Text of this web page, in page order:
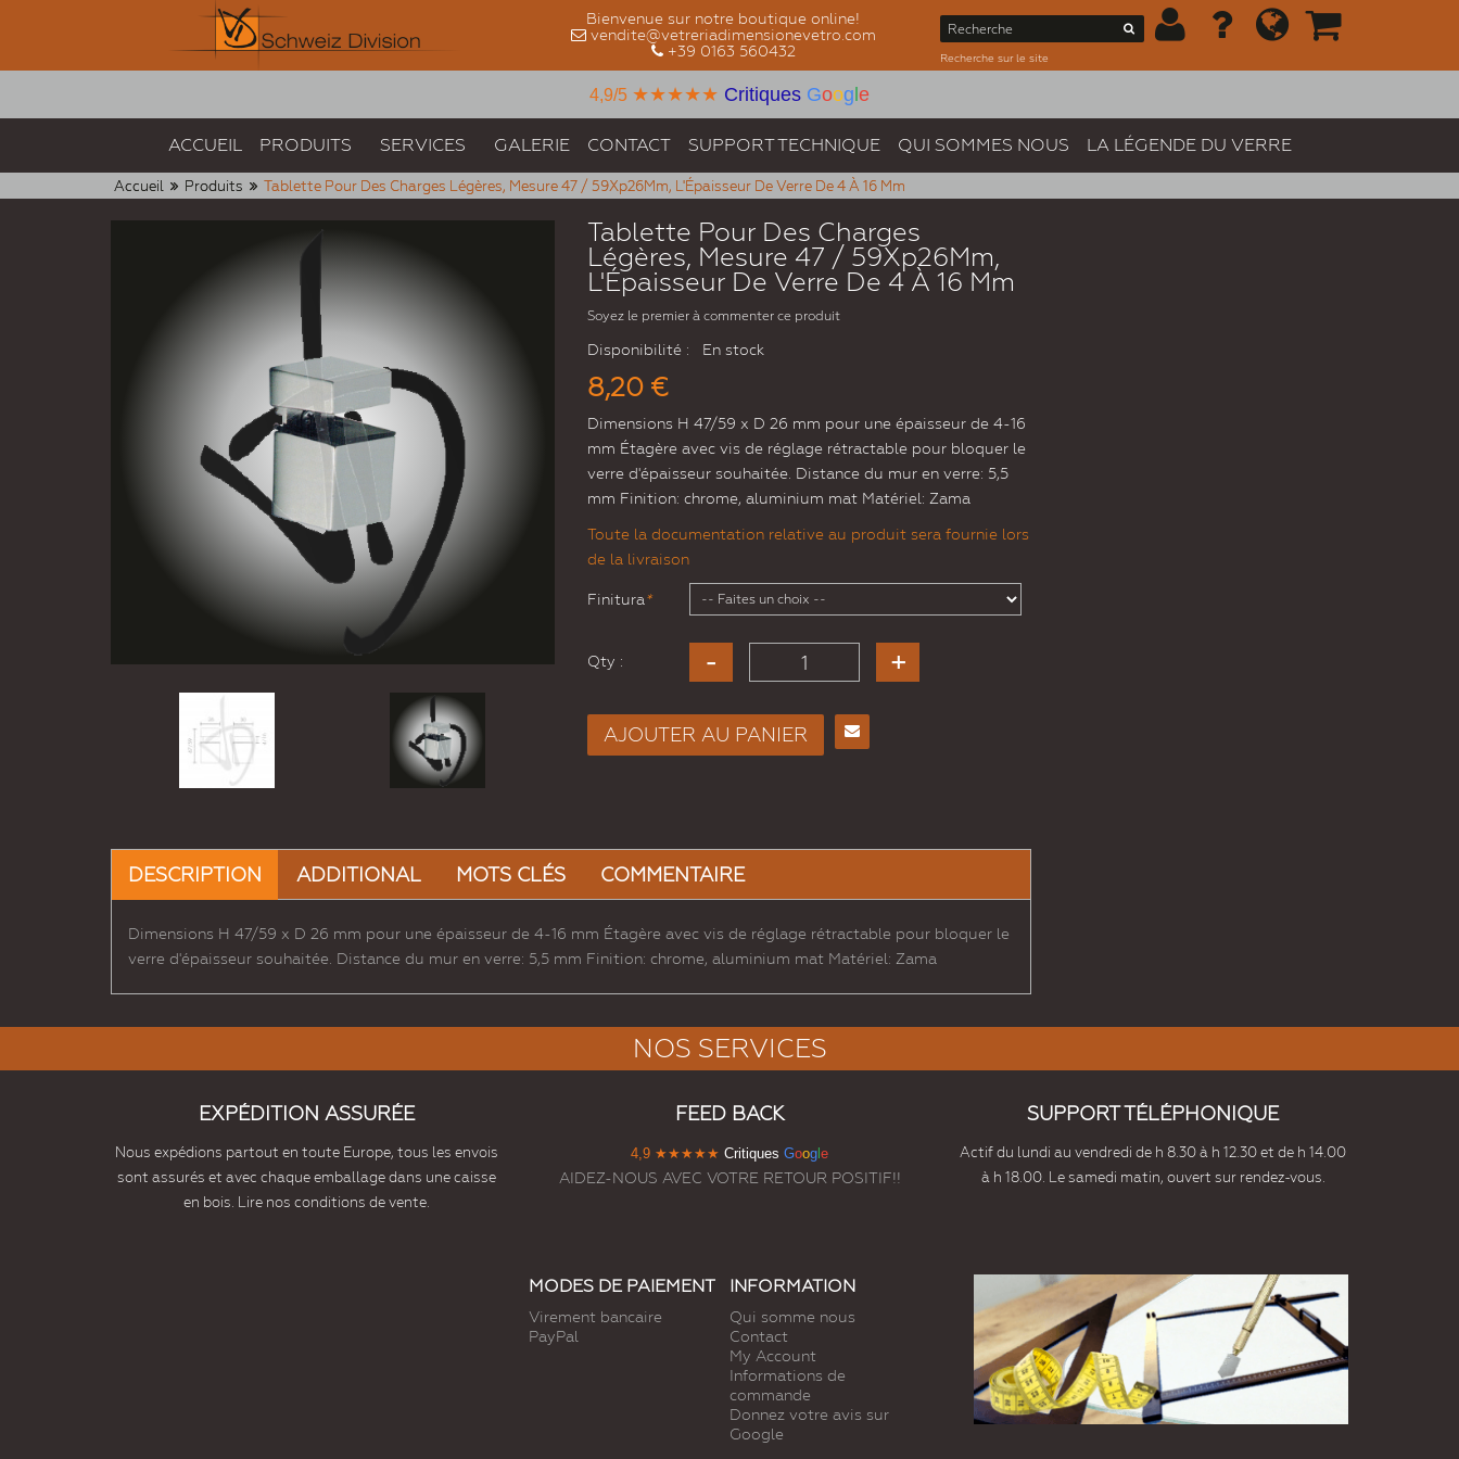
Bienvenue sur notre boutique online!
vendite@vetreriadimensionevetro.com
+39 0163 560432
Recherche sur le site
4,9/5 ★★★★★ Critiques Goog e
ACCUEIL PRODUITS SERVICES GALERIE CONTACT SUPPORT TECHNIQUE QUI SOMMES NOUS LA LÉGENDE DU VERRE
Accueil Produits Tablette Pour Des Charges Légères, Mesure 47 / 59Xp26Mm, L'Épaisseur De Verre De 4 À 16 Mm
Tablette Pour Des Charges
Légères, Mesure 47 / 59Xp26Mm,
L'Épaisseur De Verre De 4 À 16 Mm
Soyez le premier à commenter ce produit
Disponibilité : En stock
8,20 €
Dimensions H 47/59 x D 26 mm pour une épaisseur de 4-16
mm Étagère avec vis de réglage rétractable pour bloquer le
verre d'épaisseur souhaitée. Distance du mur en verre: 5,5
mm Finition: chrome, aluminium mat Matériel: Zama
Toute la documentation relative au produit sera fournie lors
de la livraison
*
Finitura
Qty :
AJOUTER AU PANIER
DESCRIPTION ADDITIONAL MOTS CLÉS COMMENTAIRE
Dimensions H 47/59 x D 26 mm pour une épaisseur de 4-16 mm Étagère avec vis de réglage rétractable pour bloquer le
verre d'épaisseur souhaitée. Distance du mur en verre: 5,5 mm Finition: chrome, aluminium mat Matériel: Zama
NOS SERVICES
EXPÉDITION ASSURÉE
Nous expédions partout en toute Europe, tous les envois
sont assurés et avec chaque emballage dans une caisse
en bois. Lire nos conditions de vente.
FEED BACK
4,9 ★★★★★ Critiques Goog e
AIDEZ-NOUS AVEC VOTRE RETOUR POSITIF!!
SUPPORT TÉLÉPHONIQUE
Actif du lundi au vendredi de h 8.30 à h 12.30 et de h 14.00
à h 18.00. Le samedi matin, ouvert sur rendez-vous.
MODES DE PAIEMENT
Virement bancaire
PayPal
INFORMATION
Qui somme nous
Contact
My Account
Informations de
commande
Donnez votre avis sur
Google